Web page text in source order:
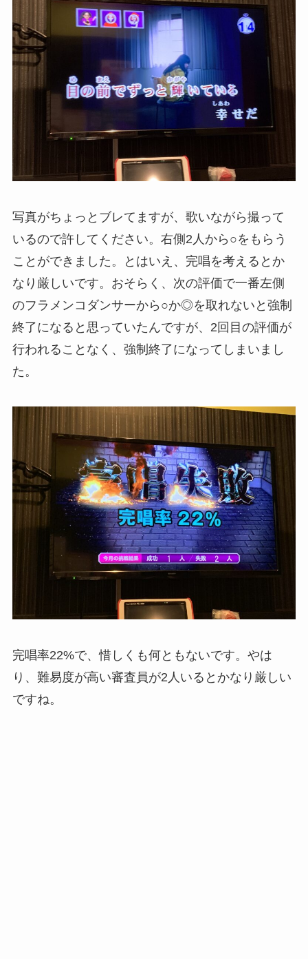
写真がちょっとブレてますが、歌いながら撮って
いるので許してください。右側2人から○をもらう
ことができました。とはいえ、完唱を考えるとか
なり厳しいです。おそらく、次の評価で一番左側
のフラメンコダンサーから○か◎を取れないと強制
終了になると思っていたんですが、2回目の評価が
行われることなく、強制終了になってしまいまし
た。
完唱率22%で、惜しくも何ともないです。やは
り、難易度が高い審査員が2人いるとかなり厳しい
ですね。